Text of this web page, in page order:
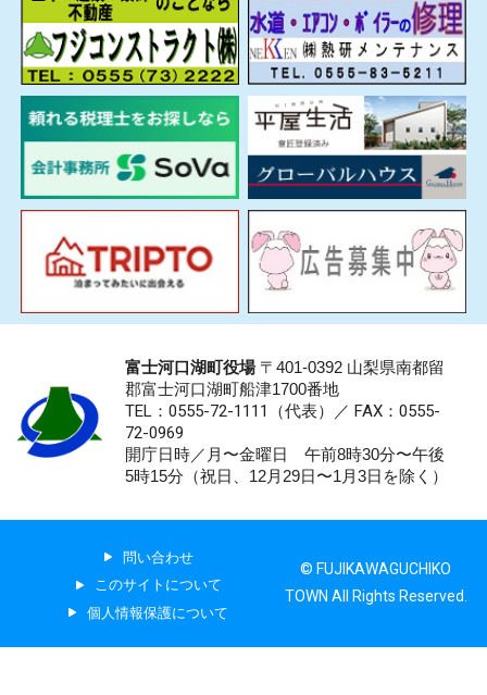
富士河口湖町役場〒401-0392 山梨県南都留
郡富士河口湖町船津1700番地
TEL：0555-72-1111 （代表）／ FAX：0555-
72-0969
開庁日時／月〜金曜日 午前8時30分〜午後
5時15分（祝日、12月29日〜1月3日を除く）
問い合わせ
このサイトについて
個人情報保護について
© FUJIKAWAGUCHIKO
TOWN All Rights Reserved.